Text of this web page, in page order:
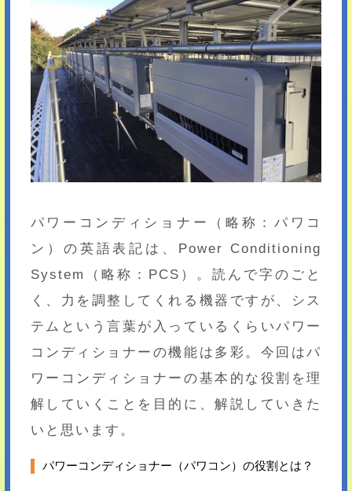
パワーコンディショナー（略称：パワコ
ン）の英語表記は、Power Conditioning
System（略称：PCS）。読んで字のごと
く、力を調整してくれる機器ですが、シス
テムという言葉が入っているくらいパワー
コンディショナーの機能は多彩。今回はパ
ワーコンディショナーの基本的な役割を理
解していくことを目的に、解説していきた
いと思います。
パワーコンディショナー（パワコン）の役割とは？